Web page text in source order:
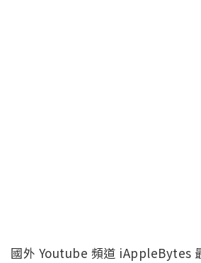
國外 Youtube 頻道 iAppleBytes